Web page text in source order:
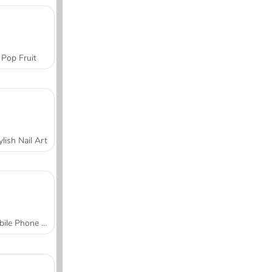
Pop Fruit
Nail Art
Mobile Phone Case Design & DIY